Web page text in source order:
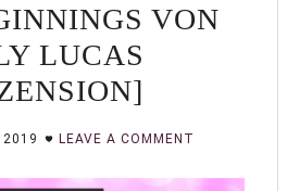
VON
LUCAS
2019 LEAVE A COMMENT